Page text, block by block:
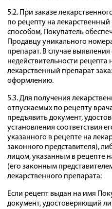
5.2. При заказе
по рецепту на
способом, Покупатель
Продавцу уникального
препарат. В случае выявления
недействительности
лекарственный препарат
оформлению.
5.3. Для получения
отпускаемых по рецепту
предъявить документ,
установления соответствия
указанного в рецепте на
законного представителя),
лицом, указанным в рецепте
(его законным
лекарственного препарата:
Если рецепт выдан на имя
документ, удостоверяющий